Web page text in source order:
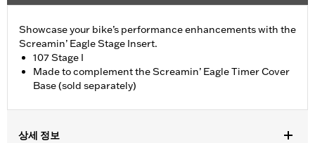
Showcase your bike’s performance enhancements with the
Screamin’ Eagle Stage Insert.
107 Stage I
Made to complement the Screamin’ Eagle Timer Cover
Base (sold separately)
상세 정보